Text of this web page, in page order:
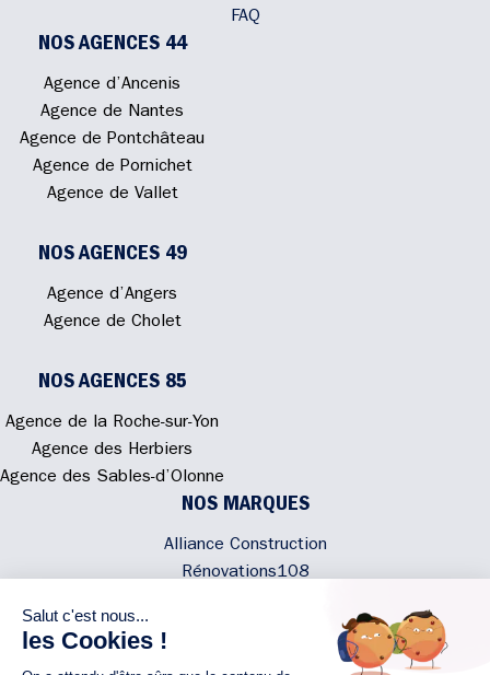
FAQ
NOS AGENCES 44
Agence d’Ancenis
Agence de Nantes
Agence de Pontchâteau
Agence de Pornichet
Agence de Vallet
NOS AGENCES 49
Agence d’Angers
Agence de Cholet
NOS AGENCES 85
Agence de la Roche-sur-Yon
Agence des Herbiers
Agence des Sables-d’Olonne
NOS MARQUES
Alliance Construction
Rénovations108